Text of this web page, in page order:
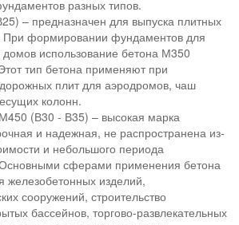
разных типов.
– предназначен для выпуска плитных
формировании фундаментов для
использование бетона М350
тип бетона применяют при
плит для аэродромов, чаш
колонн.
(В30 - В35) – высокая марка
и надежная, не распространена из-
и небольшого периода
сферами применения бетона
железобетонных изделий,
сооружений, строительство
бассейнов, торгово-развлекательных